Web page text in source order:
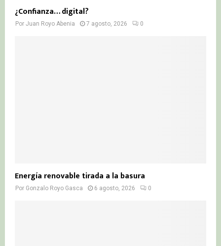
¿Confianza… digital?
Por Juan Royo Abenia 7 agosto, 2026 0
Energía renovable tirada a la basura
Por Gonzalo Royo Gasca 6 agosto, 2026 0